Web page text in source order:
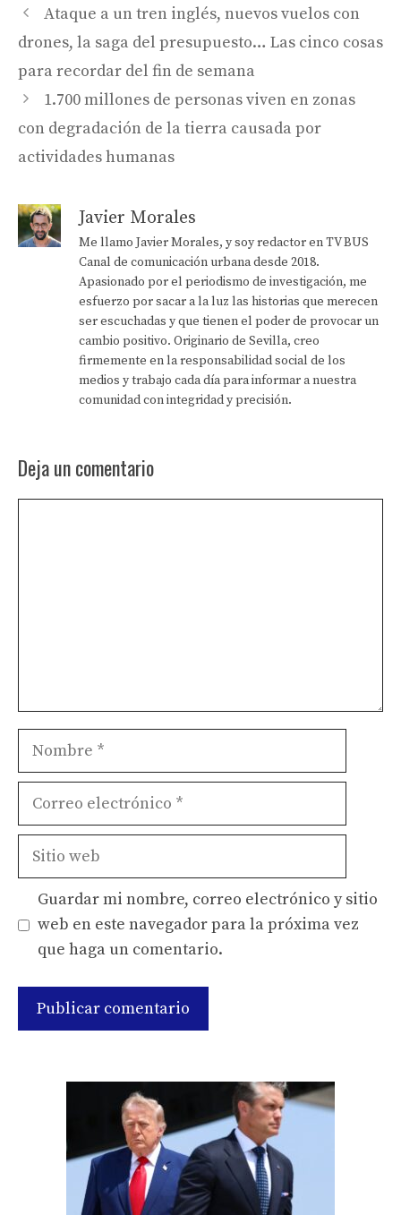
Ataque a un tren inglés, nuevos vuelos con
drones, la saga del presupuesto… Las cinco cosas
para recordar del fin de semana
1.700 millones de personas viven en zonas
con degradación de la tierra causada por
actividades humanas
Javier Morales
Me llamo Javier Morales, y soy redactor en TV BUS
Canal de comunicación urbana desde 2018.
Apasionado por el periodismo de investigación, me
esfuerzo por sacar a la luz las historias que merecen
ser escuchadas y que tienen el poder de provocar un
cambio positivo. Originario de Sevilla, creo
firmemente en la responsabilidad social de los
medios y trabajo cada día para informar a nuestra
comunidad con integridad y precisión.
Deja un comentario
Nombre
Correo
Sitio
Guardar mi nombre, correo electrónico y sitio
web en este navegador para la próxima vez
que haga un comentario.